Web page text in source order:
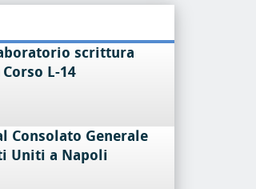
scrittura
L-14
Consolato Generale
Uniti a Napoli